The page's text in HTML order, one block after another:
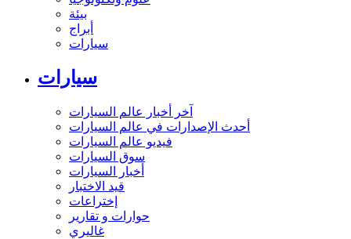
بيئة
أبراج
سيارات
سيارات
آخر أخبار عالم السيارات
أحدث الإصدارات في عالم السيارات
فيديو عالم السيارات
سوق السيارات
أخبار السيارات
قيد الاختبار
إختراعات
حوارات و تقارير
غاليري